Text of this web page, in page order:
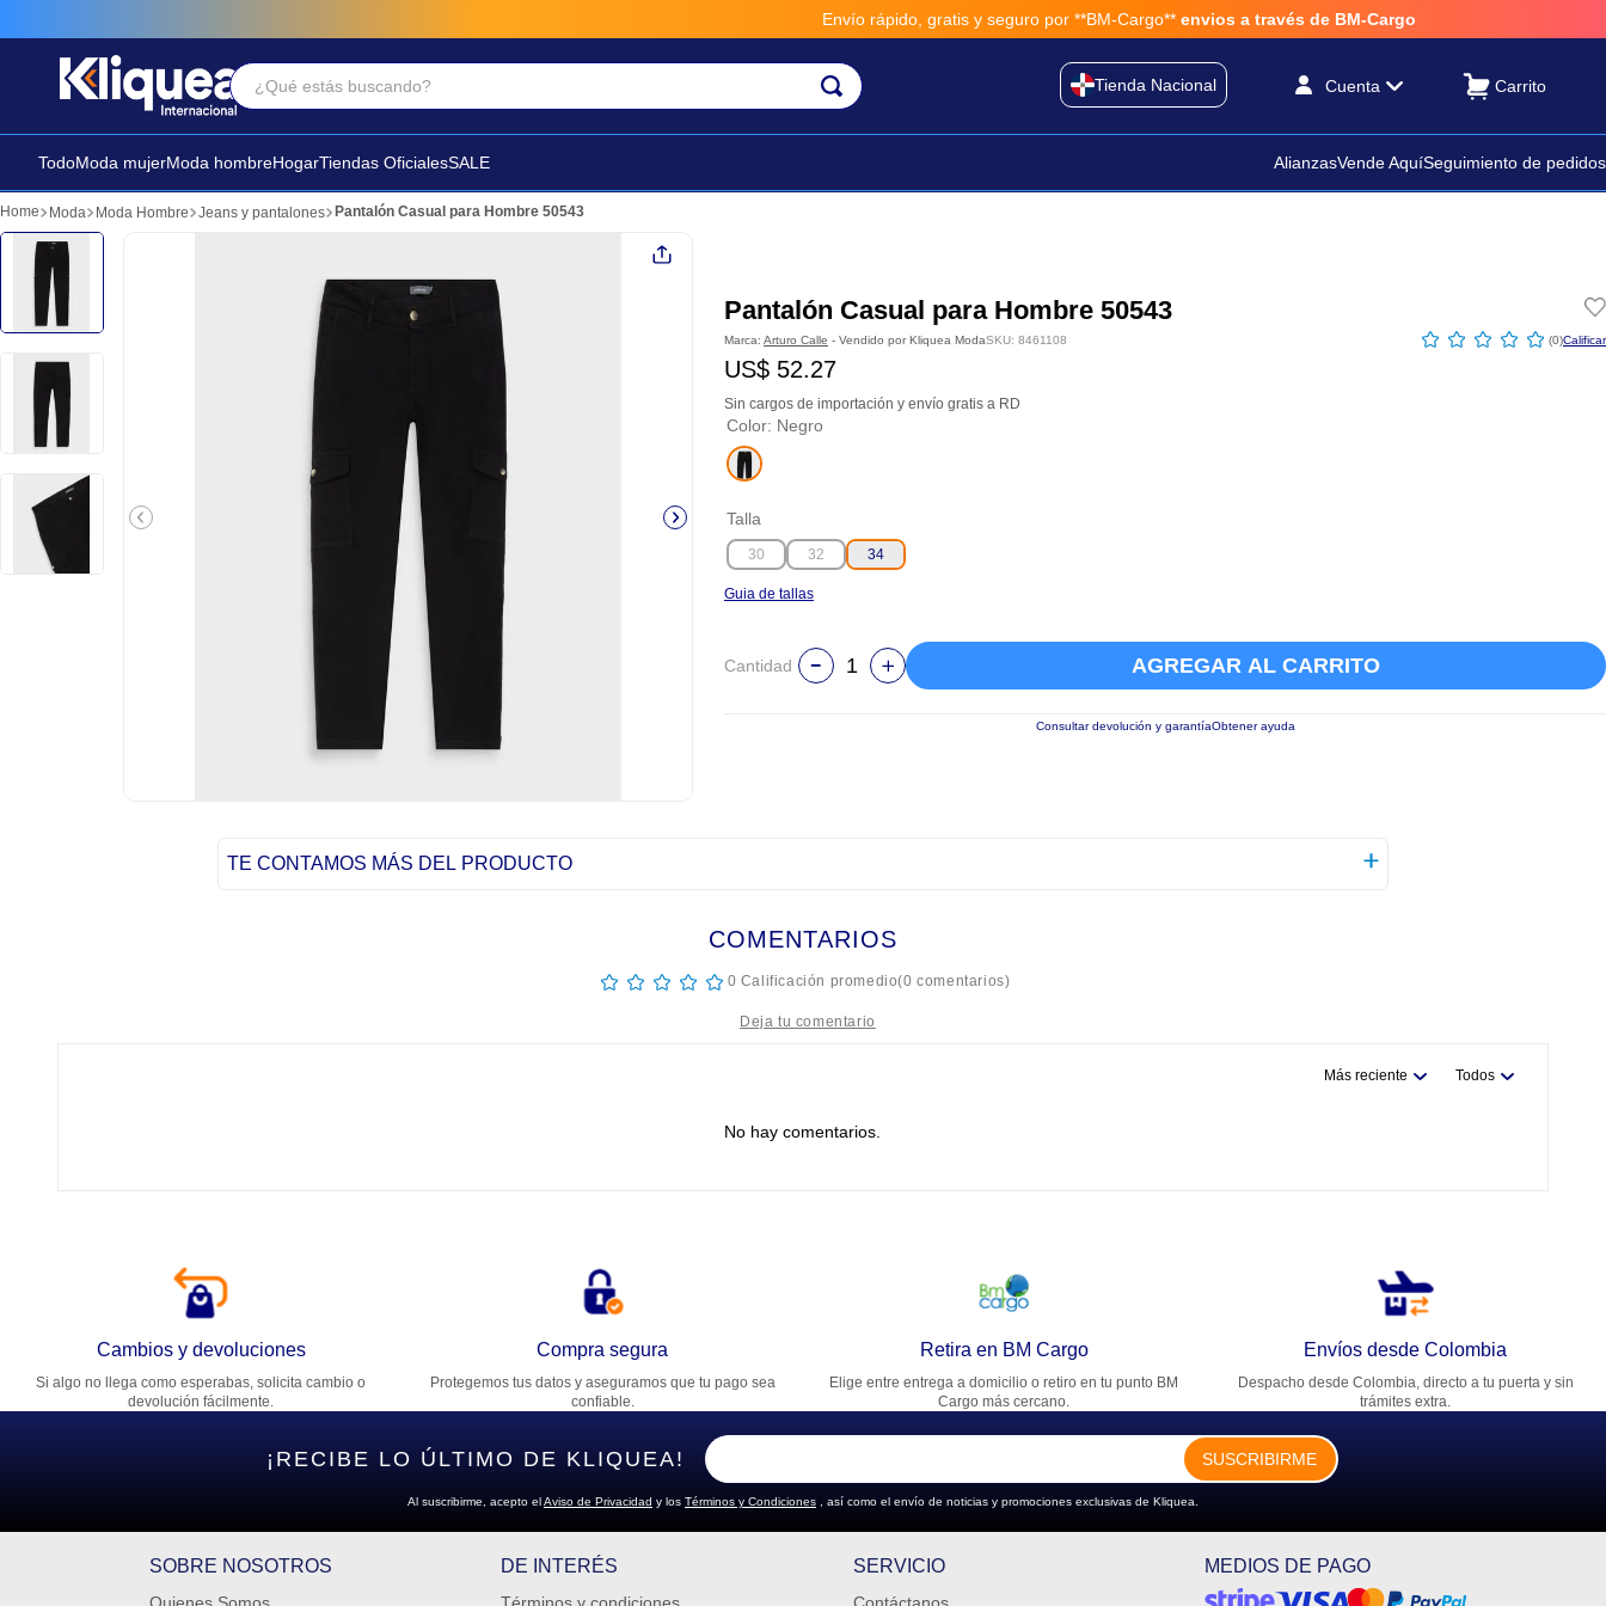
Envío rápido, gratis y seguro por **BM-Cargo** envios a través de BM-Cargo
¿Qué estás buscando?
Tienda Nacional Cuenta
TodoModa mujerModa hombreHogarTiendas OficialesSALE AlianzasVende AquíSeguimiento de pedidos
Moda Moda Hombre Jeans y pantalones Pantalón Casual para Hombre 50543
Pantalón Casual para Hombre 50543
Marca: Arturo Calle - Vendido por Kliquea ModaSKU: 8461108 ☆ ☆ ☆ ☆ ☆ (0)
US$ 52.27
Sin cargos de importación y envío gratis a RD
Color: Negro
Talla
30 32 34
Guia de tallas
Cantidad AGREGAR AL CARRITO
Consultar devolución y garantíaObtener ayuda
TE CONTAMOS MÁS DEL PRODUCTO
COMENTARIOS
☆ ☆ ☆ ☆ ☆ 0 Calificación promedio(0 comentarios)
Dirección de email
Escribe un comentario
ENVIAR COMENTARIO
Más reciente Todos
No hay comentarios.
Cambios y devoluciones
Si algo no llega como esperabas, solicita cambio o
devolución fácilmente.
Compra segura
Protegemos tus datos y aseguramos que tu pago sea
confiable.
Retira en BM Cargo
Elige entre entrega a domicilio o retiro en tu punto BM
Cargo más cercano.
Envíos desde Colombia
Despacho desde Colombia, directo a tu puerta y sin
trámites extra.
¡RECIBE LO ÚLTIMO DE KLIQUEA! SUSCRIBIRME
Al suscribirme, acepto elAviso de Privacidad y los Términos y Condiciones , así como el envío de noticias y promociones exclusivas de Kliquea.
SOBRE NOSOTROS DE INTERÉS SERVICIO MEDIOS DE PAGO
Términos Más Buscados
2. sandalia